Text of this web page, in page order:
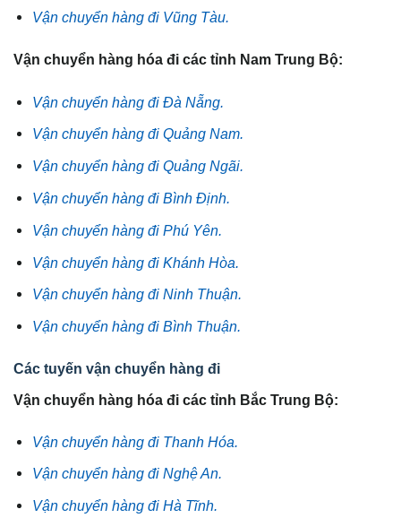
Vận chuyển hàng đi Vũng Tàu.
Vận chuyển hàng hóa đi các tỉnh Nam Trung Bộ:
Vận chuyển hàng đi Đà Nẵng.
Vận chuyển hàng đi Quảng Nam.
Vận chuyển hàng đi Quảng Ngãi.
Vận chuyển hàng đi Bình Định.
Vận chuyển hàng đi Phú Yên.
Vận chuyển hàng đi Khánh Hòa.
Vận chuyển hàng đi Ninh Thuận.
Vận chuyển hàng đi Bình Thuận.
Các tuyến vận chuyển hàng đi
Vận chuyển hàng hóa đi các tỉnh Bắc Trung Bộ:
Vận chuyển hàng đi Thanh Hóa.
Vận chuyển hàng đi Nghệ An.
Vận chuyển hàng đi Hà Tĩnh.